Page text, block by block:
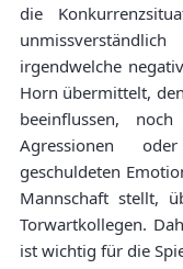
die
irgendwelche
Horn übermittelt,
beeinflussen,
Agressionen
geschuldeten
Mannschaft stellt,
Torwartkollegen.
ist wichtig für die